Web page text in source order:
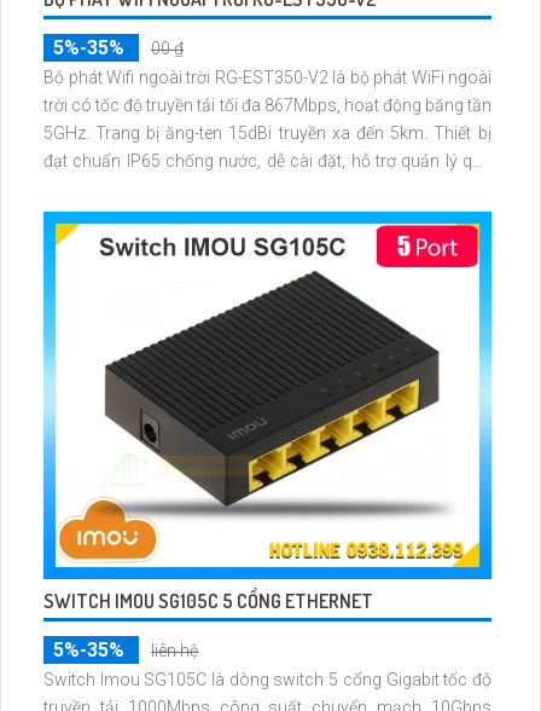
5%-35%
00 ₫
Bộ phát Wifi ngoài trời RG-EST350-V2 là bộ phát WiFi ngoài
trời có tốc độ truyền tải tối đa 867Mbps, hoạt động băng tần
5GHz. Trang bị ăng-ten 15dBi truyền xa đến 5km. Thiết bị
đạt chuẩn IP65 chống nước, dễ cài đặt, hỗ trợ quản lý qua
và khu vực ngoài trời
SWITCH IMOU SG105C 5 CỔNG ETHERNET
5%-35%
liên hệ
Switch Imou SG105C là dòng switch 5 cổng Gigabit tốc độ